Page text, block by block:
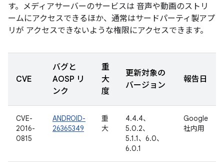
す。メディアサーバーのサービスは 音声や動画のストリ
ームにアクセスできるほか、通常はサードパーティ製アプ
リが アクセスできないような権限にアクセスできます。
CVE
バグと
AOSP リ
ンク
重
大
度
更新対象の
バージョン
報告日
CVE-
2016-
0815
ANDROID-
26365349
重
大
4.4.4、
5.0.2、
5.1.1、6.0、
6.0.1
Google
社内用